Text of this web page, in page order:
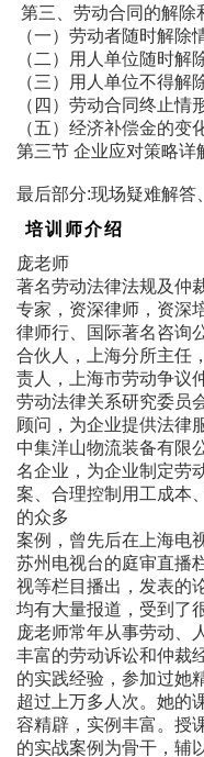
第三、劳动合同的解除
（一）劳动者随时解除
（二）用人单位随时解
（三）用人单位不得解
（四）劳动合同终止情
（五）经济补偿金的变
第三节 企业应对策略详
最后部分:现场疑难解答
培训师介绍
庞老师
著名劳动法律法规及仲
专家，资深律师，资深
律师行、国际著名咨询
合伙人，上海分所主任
责人，上海市劳动争议
劳动法律关系研究委员
顾问，为企业提供法律
中集洋山物流装备有限
名企业，为企业制定劳
案、合理控制用工成本
的众多
案例，曾先后在上海电
苏州电视台的庭审直播
视等栏目播出，发表的
均有大量报道，受到了
庞老师常年从事劳动、
丰富的劳动诉讼和仲裁
的实践经验，参加过她
超过上万多人次。她的
容精辟，实例丰富。授
的实战案例为骨干，辅